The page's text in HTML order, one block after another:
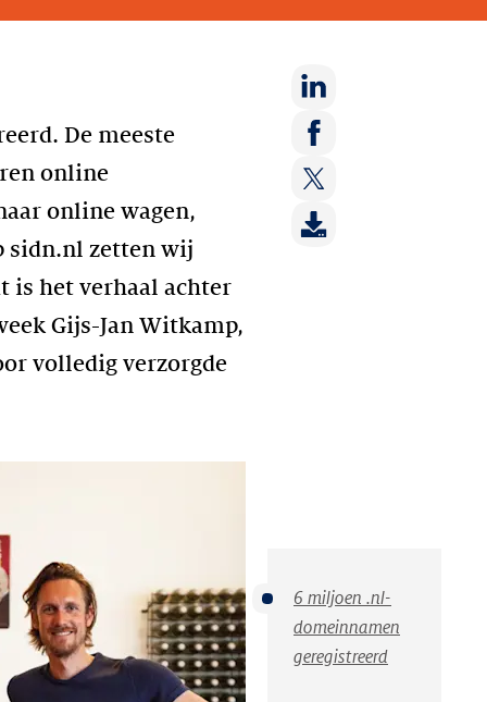
De meeste
online
online wagen,
sidn.nl zetten wij
is het verhaal achter
Gijs-Jan Witkamp,
volledig verzorgde
Deel
op:
LinkedIn
Deel
Facebook
Deel
op:
6 miljoen .nl-
domeinnamen
geregistreerd